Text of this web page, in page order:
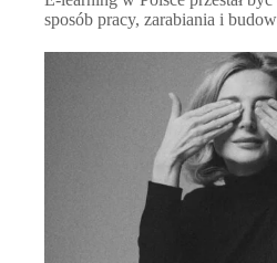
sposób pracy, zarabiania i